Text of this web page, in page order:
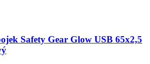
Safety Gear Glow USB 65x2,5